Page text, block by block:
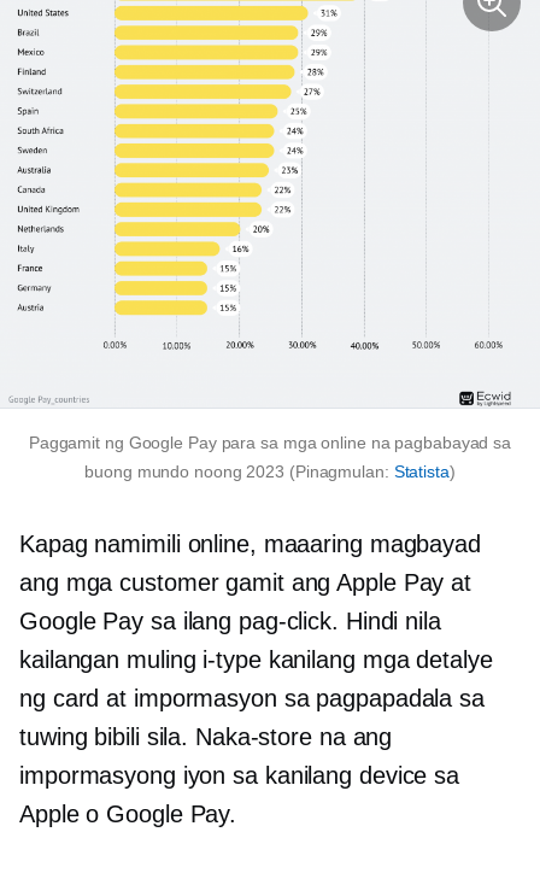
Paggamit ng Google Pay para sa mga online na pagbabayad sa
buong mundo noong 2023 (Pinagmulan: Statista)
Kapag namimili online, maaaring magbayad
ang mga customer gamit ang Apple Pay at
Google Pay sa ilang pag-click. Hindi nila
kailangan muling i-typekanilang mga detalye
ng card at impormasyon sa pagpapadala sa
tuwing bibili sila. Naka-store na ang
impormasyong iyon sa kanilang device sa
Apple o Google Pay.